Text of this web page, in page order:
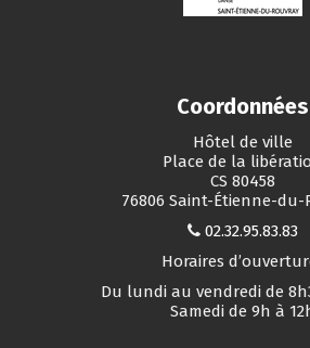
Coordonnées
Hôtel de ville
Place de la
CS 80458
76806 Saint-Étienne-du-
02.32.95.83.83
Horaires
Du lundi au vendredi de
Samedi de 9h à